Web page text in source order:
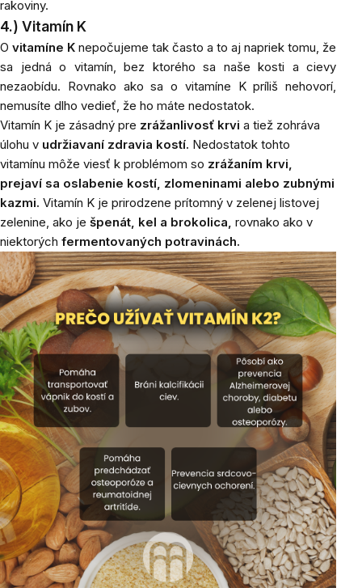
rakoviny.
4.) Vitamín K
O vitamíne K nepočujeme tak často a to aj napriek tomu, že
sa jedná o vitamín, bez ktorého sa naše kosti a cievy
nezaobídu. Rovnako ako sa o vitamíne K príliš nehovorí,
nemusíte dlho vedieť, že ho máte nedostatok.
Vitamín K je zásadný pre zrážanlivosť krvi a tiež zohráva
úlohu v udržiavaní zdravia kostí. Nedostatok tohto
vitamínu môže viesť k problémom so zrážaním krvi,
prejaví sa oslabenie kostí, zlomeninami alebo zubnými
kazmi. Vitamín K je prirodzene prítomný v zelenej listovej
zelenine, ako je špenát, kel a brokolica, rovnako ako v
niektorých fermentovaných potravinách.